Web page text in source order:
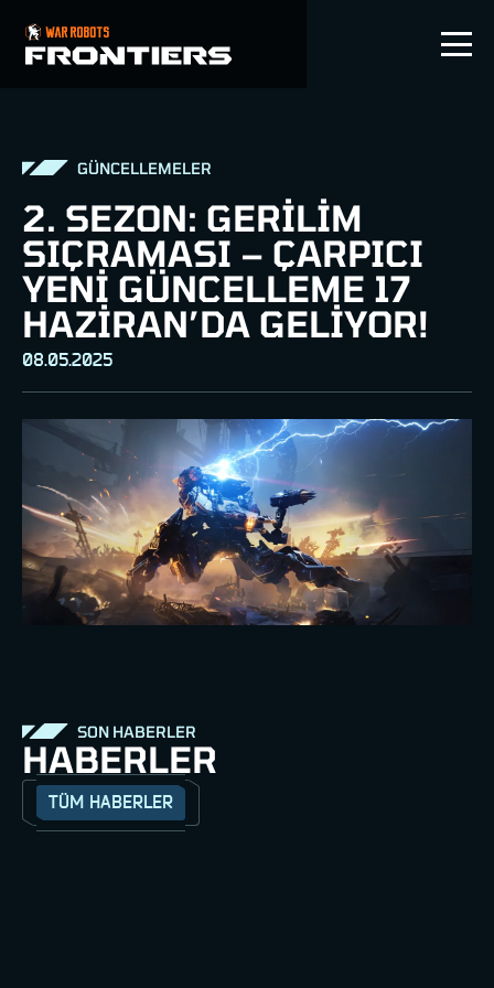
TR
GÜNCELLEMELER
2. SEZON: GERILIM
SIÇRAMASI – ÇARPICI
YENI GÜNCELLEME 17
HAZIRAN’DA GELIYOR!
08.05.2025
SON HABERLER
HABERLER
TÜM HABERLER